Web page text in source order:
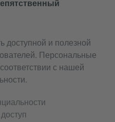
доступной и полезной
Персональные
с нашей